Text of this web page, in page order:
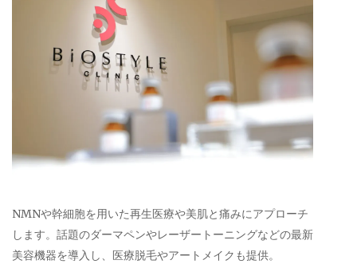
NMNや幹細胞を用いた再生医療や美肌と痛みにアプローチ
します。話題のダーマペンやレーザートーニングなどの最新
美容機器を導入し、医療脱毛やアートメイクも提供。